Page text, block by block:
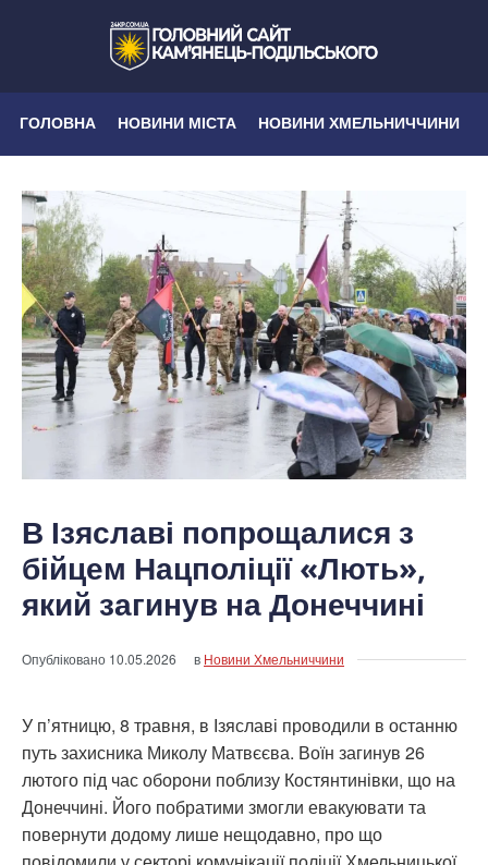
ГОЛОВНА НОВИНИ МІСТА НОВИНИ ХМЕЛЬНИЧЧИНИ
В Ізяславі попрощалися з
бійцем Нацполіції «Лють»,
який загинув на Донеччині
Опубліковано 10.05.2026 в Новини Хмельниччини
У п’ятницю, 8 травня, в Ізяславі проводили в останню
путь захисника Миколу Матвєєва. Воїн загинув 26
лютого під час оборони поблизу Костянтинівки, що на
Донеччині. Його побратими змогли евакуювати та
повернути додому лише нещодавно, про що